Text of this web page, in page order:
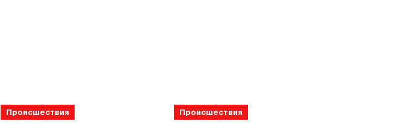
Происшествия Происшествия